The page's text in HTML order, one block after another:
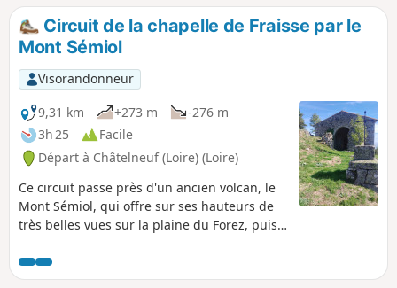
Circuit de la chapelle de Fraisse par le
Mont Sémiol
Visorandonneur
9,31 km
+273 m
-276 m
3h 25
Facile
Départ à Châtelneuf (Loire) (Loire)
Ce circuit passe près d'un ancien volcan, le
Mont Sémiol, qui offre sur ses hauteurs de
très belles vues sur la plaine du Forez, puis
1012 m d'altitude.